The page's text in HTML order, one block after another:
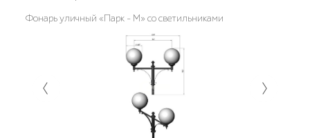
Фонарь уличный «Парк - М» со светильниками